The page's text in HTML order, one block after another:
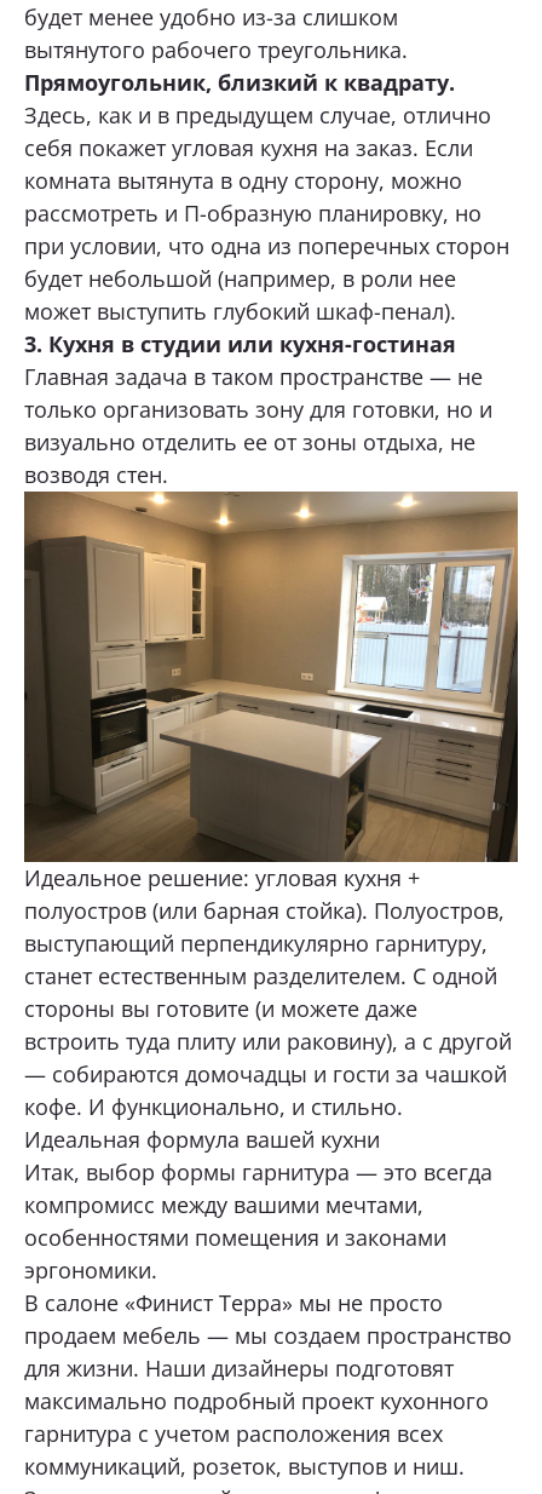
будет менее удобно из-за слишком
вытянутого рабочего треугольника.
Прямоугольник, близкий к квадрату.
Здесь, как и в предыдущем случае, отлично
себя покажет угловая кухня на заказ. Если
комната вытянута в одну сторону, можно
рассмотреть и П-образную планировку, но
при условии, что одна из поперечных сторон
будет небольшой (например, в роли нее
может выступить глубокий шкаф-пенал).
3. Кухня в студии или кухня-гостиная
Главная задача в таком пространстве — не
только организовать зону для готовки, но и
визуально отделить ее от зоны отдыха, не
возводя стен.
Идеальное решение: угловая кухня +
полуостров (или барная стойка). Полуостров,
выступающий перпендикулярно гарнитуру,
станет естественным разделителем. С одной
стороны вы готовите (и можете даже
встроить туда плиту или раковину), а с другой
— собираются домочадцы и гости за чашкой
кофе. И функционально, и стильно.
Идеальная формула вашей кухни
Итак, выбор формы гарнитура — это всегда
компромисс между вашими мечтами,
особенностями помещения и законами
эргономики.
В салоне «Финист Терра» мы не просто
продаем мебель — мы создаем пространство
для жизни. Наши дизайнеры подготовят
максимально подробный проект кухонного
гарнитура с учетом расположения всех
коммуникаций, розеток, выступов и ниш.